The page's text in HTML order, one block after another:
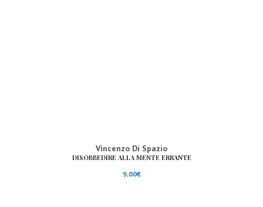
Vincenzo Di Spazio
DISOBBEDIRE ALLA MENTE ERRANTE
9,00€